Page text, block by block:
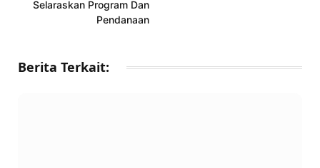
Selaraskan Program Dan
Pendanaan
Berita Terkait: